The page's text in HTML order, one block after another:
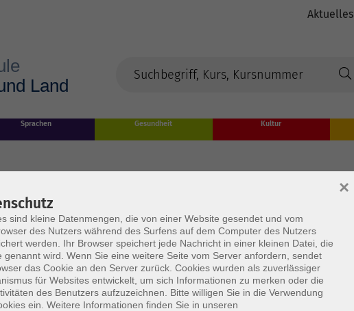
Aktuelles
Sprachen Gesundheit Kultur
sind kleine Datenmengen, die von einer Website gesendet und vom
des Nutzers während des Surfens auf dem Computer des Nutzers
werden. Ihr Browser speichert jede Nachricht in einer kleinen Datei, die
genannt wird. Wenn Sie eine weitere Seite vom Server anfordern, sendet
das Cookie an den Server zurück. Cookies wurden als zuverlässiger
für Websites entwickelt, um sich Informationen zu merken oder die
des Benutzers aufzuzeichnen. Bitte willigen Sie in die Verwendung
ein. Weitere Informationen finden Sie in unseren
×